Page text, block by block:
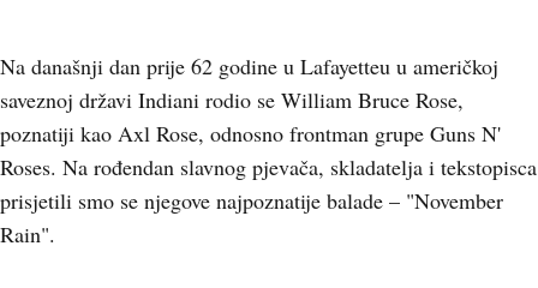
Na današnji dan prije 62 godine u Lafayetteu u američkoj
saveznoj državi Indiani rodio se William Bruce Rose,
poznatiji kao Axl Rose, odnosno frontman grupe Guns N'
Roses. Na rođendan slavnog pjevača, skladatelja i tekstopisca
prisjetili smo se njegove najpoznatije balade – "November
Rain".